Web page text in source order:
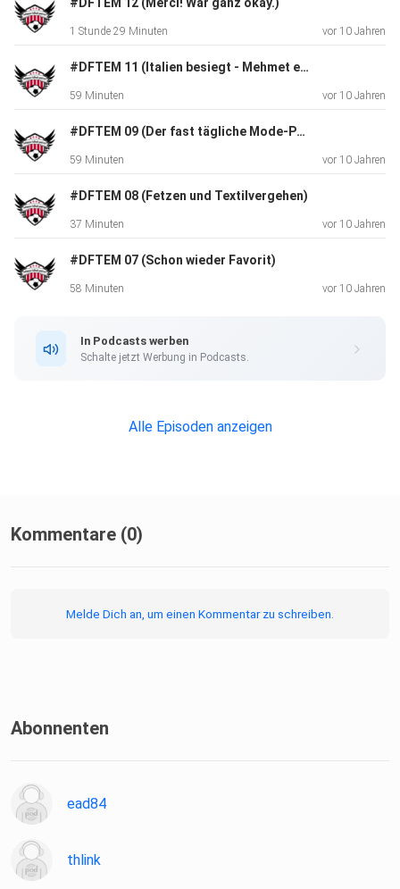
Link zur Diskussion auf Facebook über den Aufwand und
Reichweite von Podcasts.
Der Hashtag zur Sendung lautet: #DFTEM. Das ist
Diesen
Podcast bei iTunes anhören und (kostenlos) abonnieren.
Facebook Seite und
Spende! Diesen Podcast bei iTunes anhören und
1 Stunde 29 Minuten vor 10 Jahren
#DFTEM 11 (Italien besiegt - Mehmet explodiert)
59 Minuten vor 10 Jahren
#DFTEM 09 (Der fast tägliche Mode-Podcast)
59 Minuten vor 10 Jahren
#DFTEM 08 (Fetzen und Textilvergehen)
37 Minuten vor 10 Jahren
#DFTEM 07 (Schon wieder Favorit)
58 Minuten vor 10 Jahren
In Podcasts werben
Schalte jetzt Werbung in Podcasts.
Alle Episoden anzeigen
Kommentare (0)
Melde Dich an, um einen Kommentar zu schreiben.
Abonnenten
ead84
thlink